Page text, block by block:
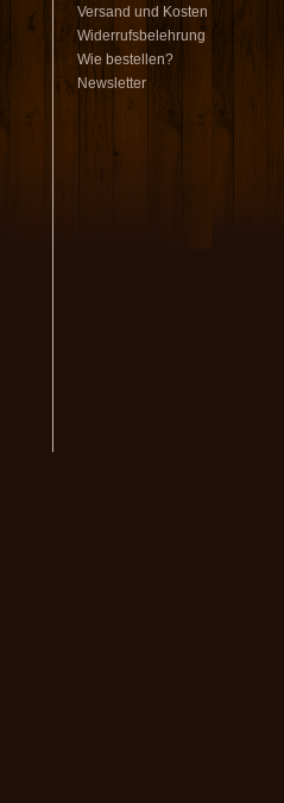
Versand und Kosten
Widerrufsbelehrung
Wie bestellen?
Newsletter